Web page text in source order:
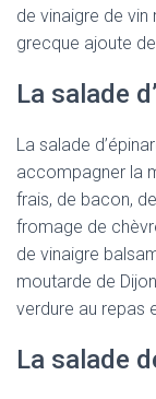
de vinaigre de
grecque ajoute
La salade
La salade
accompagner la
frais, de bacon,
fromage de
de vinaigre
moutarde de
verdure au repas
La salade